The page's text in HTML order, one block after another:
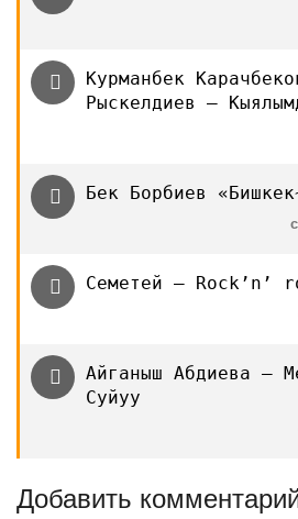
Курманбек
Рыскелдиев —
Бек Борбиев
Семетей — Rock’n’
Айганыш Абдиева —
Суйуу
Добавить